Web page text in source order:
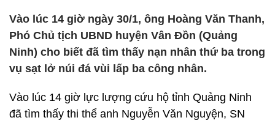
Vào lúc 14 giờ ngày 30/1, ông Hoàng Văn Thanh,
Phó Chủ tịch UBND huyện Vân Đồn (Quảng
Ninh) cho biết đã tìm thấy nạn nhân thứ ba trong
vụ sạt lở núi đá vùi lấp ba công nhân.
Vào lúc 14 giờ lực lượng cứu hộ tỉnh Quảng Ninh
đã tìm thấy thi thể anh Nguyễn Văn Nguyện, SN